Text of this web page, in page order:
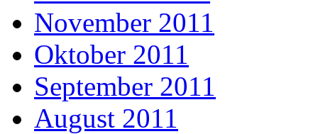
November 2011
Oktober 2011
September 2011
August 2011